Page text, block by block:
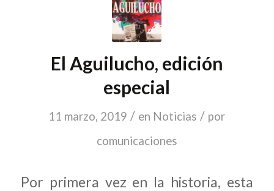
El Aguilucho, edición
especial
11 marzo, 2019 / en Noticias / por
comunicaciones
Por primera vez en la historia, esta